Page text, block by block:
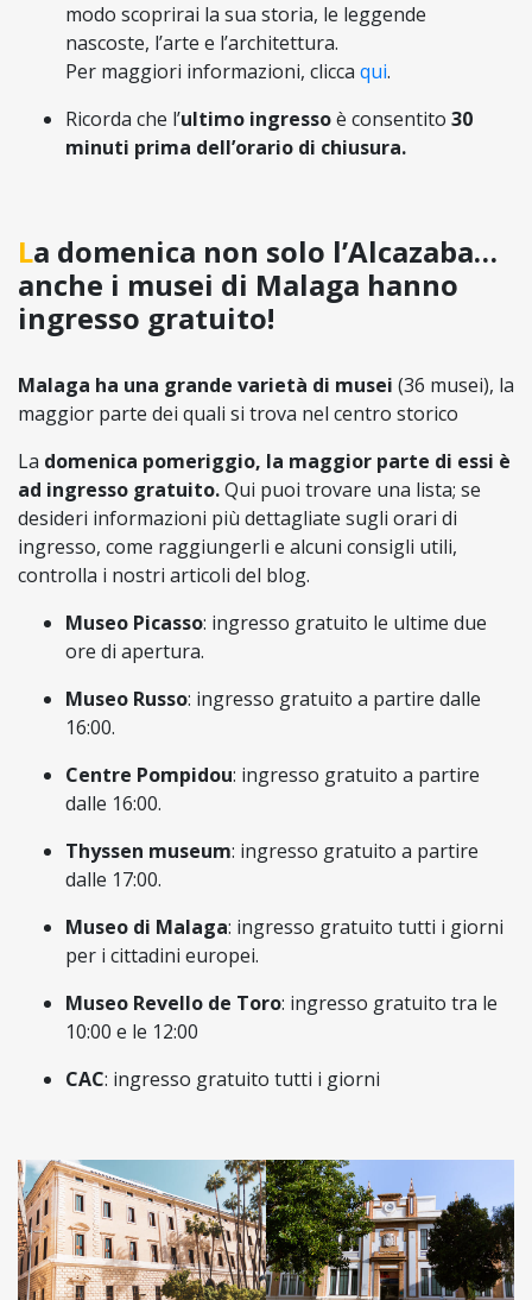
modo scoprirai la sua storia, le leggende
nascoste, l’arte e l’architettura.
Per maggiori informazioni, clicca qui.
Ricorda che l’ultimo ingressoè consentito 30
minuti prima dell’orario di chiusura.
La domenica non solo l’Alcazaba…
anche i musei di Malaga hanno
ingresso gratuito!
Malaga ha una grande varietà di musei (36 musei), la
maggior parte dei quali si trova nel centro storico
La domenica pomeriggio, la maggior parte di essi è
ad ingresso gratuito.Qui puoi trovare una lista; se
desideri informazioni più dettagliate sugli orari di
ingresso, come raggiungerli e alcuni consigli utili,
controlla i nostri articoli del blog.
Museo Picasso: ingresso gratuito le ultime due
ore di apertura.
Museo Russo: ingresso gratuito a partire dalle
16:00.
Centre Pompidou: ingresso gratuito a partire
dalle 16:00.
Thyssen museum: ingresso gratuito a partire
dalle 17:00.
Museo di Malaga: ingresso gratuito tutti i giorni
per i cittadini europei.
Museo Revello de Toro: ingresso gratuito tra le
10:00 e le 12:00
CAC: ingresso gratuito tutti i giorni